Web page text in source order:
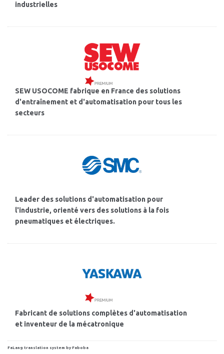
industrielles
SEW USOCOME fabrique en France des solutions
d'entraînement et d'automatisation pour tous les
secteurs
Leader des solutions d'automatisation pour
l'industrie, orienté vers des solutions à la fois
pneumatiques et électriques.
Fabricant de solutions complètes d'automatisation
et inventeur de la mécatronique
FaLang translation system by Faboba